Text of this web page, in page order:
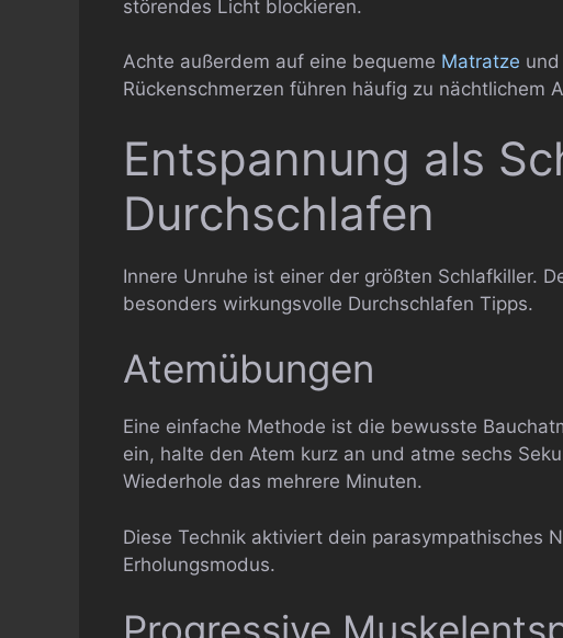
störendes Licht blockieren.
Achte außerdem auf eine bequeme Matratze
Rückenschmerzen führen häufig zu nächtlichem
Entspannung als
Durchschlafen
Innere Unruhe ist einer der größten Schlafkiller.
besonders wirkungsvolle Durchschlafen Tipps.
Atemübungen
Eine einfache Methode ist die bewusste
ein, halte den Atem kurz an und atme sechs
Wiederhole das mehrere Minuten.
Diese Technik aktiviert dein parasympathisches
Erholungsmodus.